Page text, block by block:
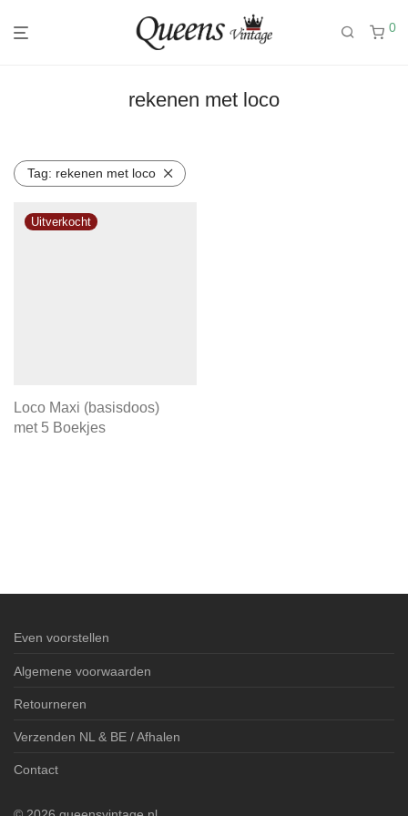
0
rekenen met loco
Tag: rekenen met loco
Loco Maxi (basisdoos)
met 5 Boekjes
Even voorstellen
Algemene voorwaarden
Retourneren
Verzenden NL & BE / Afhalen
Contact